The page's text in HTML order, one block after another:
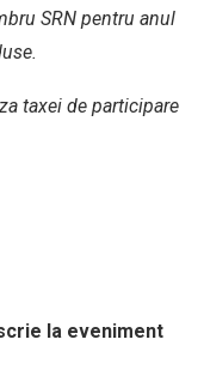
SRN pentru anul
taxei de participare
la eveniment